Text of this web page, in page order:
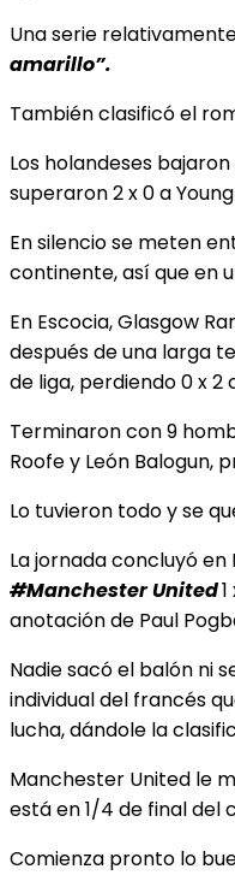
Una serie
amarillo”.
También clasificó el
Los holandeses
superaron 2 x 0 a
En silencio se meten
continente, así que en
En Escocia, Glasgow
después de una larga
de liga, perdiendo 0 x 2
Terminaron con 9
Roofe y León Balogun,
Lo tuvieron todo y se
La jornada concluyó
#Manchester United
anotación de Paul
Nadie sacó el balón ni
individual del francés
lucha, dándole la
Manchester United le
está en 1/4 de final del
Comienza pronto lo